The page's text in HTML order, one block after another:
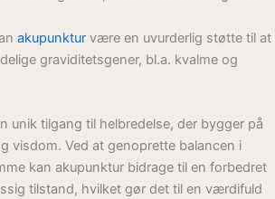
akupunktur være en uvurderlig støtte til at
graviditetsgener, bl.a. kvalme og
unik tilgang til helbredelse, der bygger på
visdom. Ved at genoprette balancen i
kan akupunktur bidrage til en forbedret
tilstand, hvilket gør det til en værdifuld